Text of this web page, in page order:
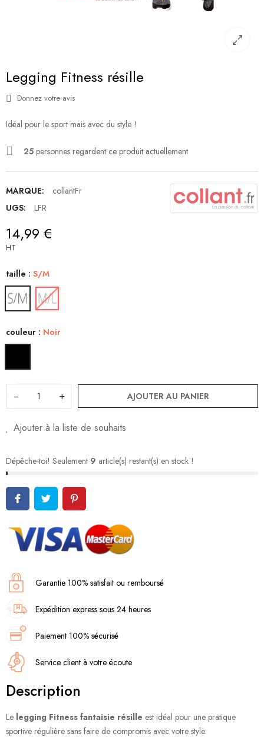
Legging Fitness résille
Donnez votre avis
Idéal pour le sport mais avec du style !
25 personnes regardent ce produit actuellement
MARQUE:
collantFr
UGS:
LFR
14,99 €
HT
taille : S/M
couleur : Noir
− + AJOUTER AU PANIER
Ajouter à la liste de souhaits
Dépêche-toi! Seulement 9 article(s) restant(s) en stock !
Garantie 100% satisfait ou remboursé
Expédition express sous 24 heures
Paiement 100% sécurisé
Service client à votre écoute
Description
Le legging Fitness fantaisie résille est idéal pour une pratique
sportive régulière sans faire de compromis avec votre style.